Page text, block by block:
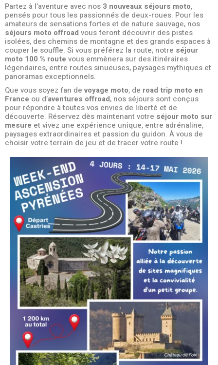
Partez à l’aventure avec nos 3 nouveaux séjours moto,
pensés pour tous les passionnés de deux-roues. Pour les
amateurs de sensations fortes et de nature sauvage, nos
séjours moto offroad vous feront découvrir des pistes
isolées, des chemins de montagne et des grands espaces à
couper le souffle. Si vous préférez la route, notre séjour
moto 100 % route vous emmènera sur des itinéraires
légendaires, entre routes sinueuses, paysages mythiques et
panoramas exceptionnels.
Que vous soyez fan de voyage moto, de road trip moto en
France ou d’aventures offroad, nos séjours sont conçus
pour répondre à toutes vos envies de liberté et de
découverte. Réservez dès maintenant votre séjour moto sur
mesure et vivez une expérience unique, entre adrénaline,
paysages extraordinaires et passion du guidon. À vous de
choisir votre terrain de jeu et de tracer votre route !